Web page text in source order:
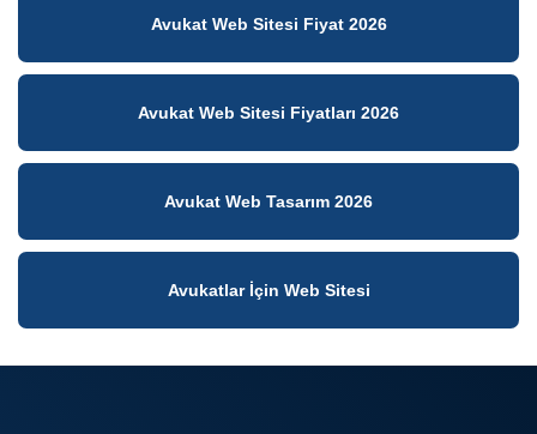
Avukat Web Sitesi Fiyat 2026
Avukat Web Sitesi Fiyatları 2026
Avukat Web Tasarım 2026
Avukatlar İçin Web Sitesi